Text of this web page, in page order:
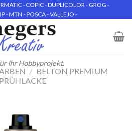
- COPIC - DUPLICOLOR - GROG -
- MTN - POSCA - VALLEJO -
Ihr Hobbyprojekt.
/ BELTON PREMIUM